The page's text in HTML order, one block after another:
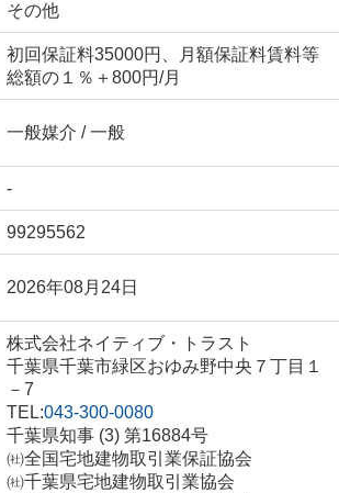
その他
初回保証料35000円、月額保証料賃料等
総額の１％＋800円/月
一般媒介 / 一般
-
99295562
2026年08月24日
株式会社ネイティブ・トラスト
千葉県千葉市緑区おゆみ野中央７丁目１
－7
TEL:043-300-0080
千葉県知事 (3) 第16884号
㈳全国宅地建物取引業保証協会
㈳千葉県宅地建物取引業協会